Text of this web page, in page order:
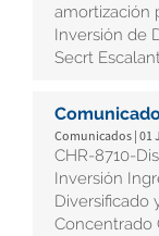
amortización
Inversión de
Secrt
Comunicados | 01
CHR-8710-
Inversión
Diversificado
Concentrado